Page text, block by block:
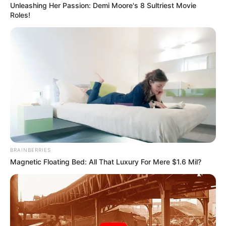
Persecución de película:
tenían en sus manos ocho
BARRIO LAURELES
La extraña muerte en el
barrio Laureles de
Medellín: Se le metió un
sicario y lo mató en su
casa
NOTICIAS MEDELLÍN
Capturan a falso
mensajero que tenían
“tremendo tote” con
Unleashing Her Passion: Demi Moore's 8 Sultriest Movie
Roles!
BRAINBERRIES
Magnetic Floating Bed: All That Luxury For Mere $1.6 Mil?